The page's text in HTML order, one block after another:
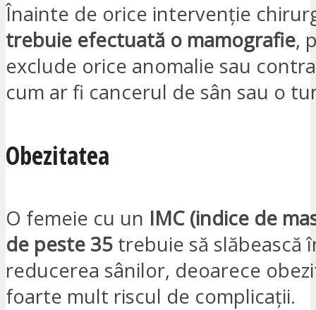
Înainte de orice intervenție
trebuie efectuată o mamografie,
exclude orice anomalie sau
cum ar fi cancerul de sân sau o
Obezitatea
O femeie cu un IMC (indice de
de peste 35 trebuie să slăbească
reducerea sânilor, deoarece
foarte mult riscul de complicații.